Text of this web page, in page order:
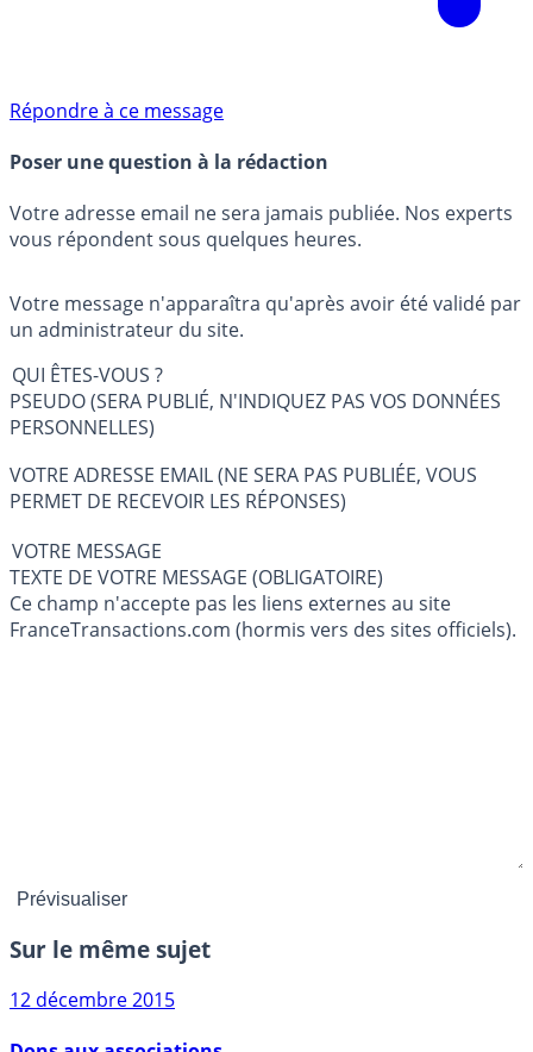
Répondre à ce message
Poser une question à la rédaction
Votre adresse email ne sera jamais publiée. Nos experts
vous répondent sous quelques heures.
Votre message n'apparaîtra qu'après avoir été validé par
un administrateur du site.
QUI ÊTES-VOUS ?
PSEUDO (SERA PUBLIÉ, N'INDIQUEZ PAS VOS DONNÉES
PERSONNELLES)
VOTRE ADRESSE EMAIL (NE SERA PAS PUBLIÉE, VOUS
PERMET DE RECEVOIR LES RÉPONSES)
VOTRE MESSAGE
TEXTE DE VOTRE MESSAGE (OBLIGATOIRE)
Ce champ n'accepte pas les liens externes au site
FranceTransactions.com (hormis vers des sites officiels).
Sur le même sujet
12 décembre 2015